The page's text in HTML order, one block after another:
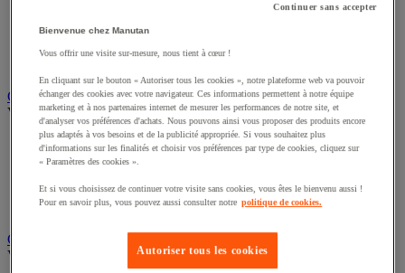
Studio Web radio et vidéo
Système d'affichage dynamique et interactif
Chauffage, climatisation et traitement de l'air
Voir toute la catégorie
Chauffage
Climatiseur
Traitement de l'air
Ventilateur
Classement et archivage
Voir toute la catégorie
Continuer sans accepter
Bienvenue chez Manutan
Vous offrir une visite sur-mesure, nous tient à cœur !
En cliquant sur le bouton « Autoriser tous les cookies », notre plateforme web va pouvoir
échanger des cookies avec votre navigateur. Ces informations permettent à notre équipe
marketing et à nos partenaires internet de mesurer les performances de notre site, et
d'analyser vos préférences d'achats. Nous pouvons ainsi vous proposer des produits encore
plus adaptés à vos besoins et de la publicité appropriée. Si vous souhaitez plus
d'informations sur les finalités et choisir vos préférences par type de cookies, cliquez sur
« Paramètres des cookies ».
Et si vous choisissez de continuer votre visite sans cookies, vous êtes le bienvenu aussi !
Pour en savoir plus, vous pouvez aussi consulter notre politique de cookies.
Autoriser tous les cookies